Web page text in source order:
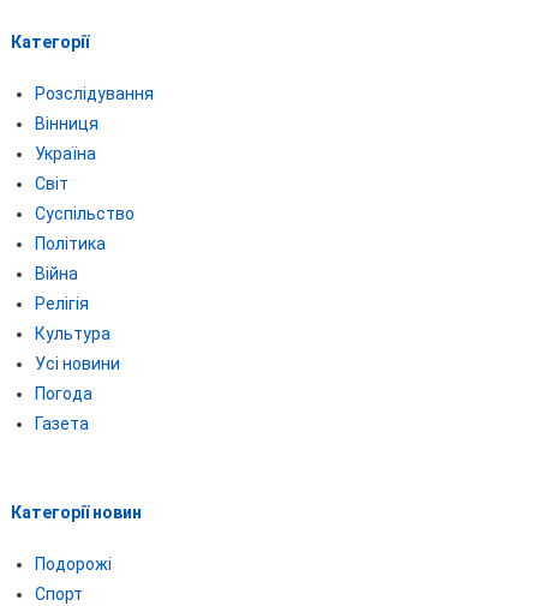
Категорії
Розслідування
Вінниця
Україна
Світ
Суспільство
Політика
Війна
Релігія
Культура
Усі новини
Погода
Газета
Категорії новин
Подорожі
Спорт